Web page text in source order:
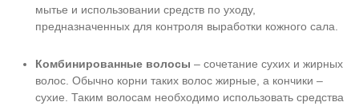
мытье и использовании средств по уходу,
предназначенных для контроля выработки кожного сала.
Комбинированные волосы – сочетание сухих и жирных
волос. Обычно корни таких волос жирные, а кончики –
сухие. Таким волосам необходимо использовать средства